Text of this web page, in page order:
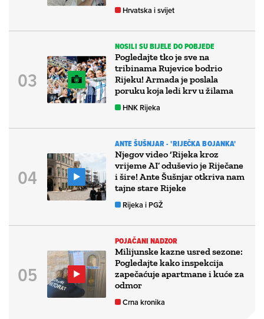
Hrvatska i svijet
NOSILI SU BIJELE DO POBJEDE
Pogledajte tko je sve na
tribinama Rujevice bodrio
Rijeku! Armada je poslala
poruku koja ledi krv u žilama
HNK Rijeka
ANTE ŠUŠNJAR - 'RIJEČKA BOJANKA'
Njegov video ‘Rijeka kroz
vrijeme AI’ oduševio je Riječane
i šire! Ante Šušnjar otkriva nam
tajne stare Rijeke
Rijeka i PGŽ
POJAČANI NADZOR
Milijunske kazne usred sezone:
Pogledajte kako inspekcija
zapečaćuje apartmane i kuće za
odmor
Crna kronika